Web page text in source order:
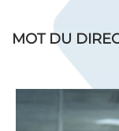
MOT DU